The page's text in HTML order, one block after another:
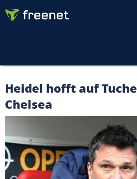
Heidel hofft auf
Chelsea